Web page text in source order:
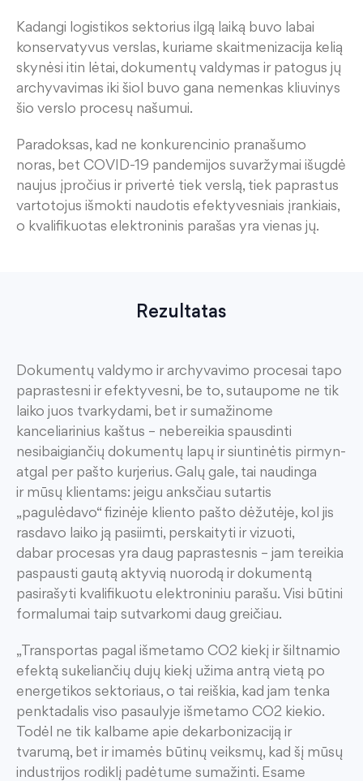
Kadangi logistikos sektorius ilgą laiką buvo labai
konservatyvus verslas, kuriame skaitmenizacija kelią
skynėsi itin lėtai, dokumentų valdymas ir patogus jų
archyvavimas iki šiol buvo gana nemenkas kliuvinys
šio verslo procesų našumui.
Paradoksas, kad ne konkurencinio pranašumo
noras, bet COVID-19 pandemijos suvaržymai išugdė
naujus įpročius irprivertė tiek verslą, tiek paprastus
vartotojus išmokti naudotis efektyvesniais įrankiais,
o kvalifikuotas elektroninis parašas yra vienas jų.
Rezultatas
Dokumentų valdymo ir archyvavimo procesai tapo
paprastesni ir efektyvesni, be to, sutaupome ne tik
laiko juos tvarkydami, bet irsumažinome
kanceliarinius kaštus – nebereikia spausdinti
nesibaigiančių dokumentų lapų ir siuntinėtis pirmyn-
atgal per pašto kurjerius.Galų gale, tai naudinga
irmūsų klientams: jeigu anksčiau sutartis
„pagulėdavo“fizinėje kliento pašto dėžutėje, kol jis
rasdavo laiko ją pasiimti, perskaityti ir vizuoti,
dabarprocesas yra daug paprastesnis – jam tereikia
paspausti gautą aktyvią nuorodą ir dokumentą
pasirašyti kvalifikuotu elektroniniu parašu.Visi būtini
formalumai taip sutvarkomi daug greičiau.
„Transportas pagal išmetamo CO2 kiekį ir šiltnamio
efektą sukeliančių dujų kiekį užima antrą vietą po
energetikos sektoriaus, o tai reiškia, kad jam tenka
penktadalis viso pasaulyje išmetamo CO2 kiekio.
Todėl ne tik kalbame apie dekarbonizaciją ir
tvarumą, bet ir imamės būtinų veiksmų, kad šį mūsų
industrijos rodiklį padėtume sumažinti. Esame